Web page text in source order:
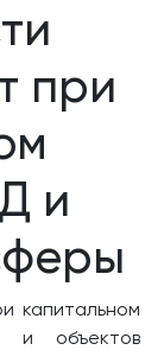
при
и
капитальном
и объектов